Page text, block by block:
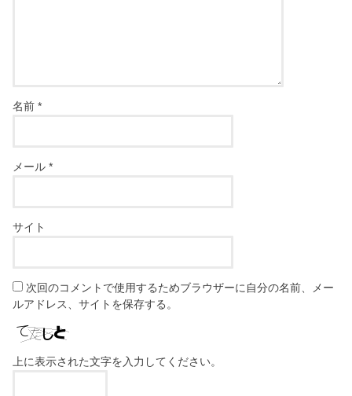
名前*
メール*
サイト
次回のコメントで使用するためブラウザーに自分の名前、メー
ルアドレス、サイトを保存する。
上に表示された文字を入力してください。